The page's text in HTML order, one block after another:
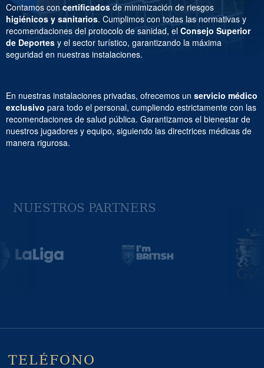
Contamos concertificadosde minimización de riesgos
higiénicos y sanitarios. Cumplimos con todas las normativas y
recomendaciones del protocolo de sanidad, el Consejo Superior
de Deportes y el sector turístico, garantizando la máxima
seguridad en nuestras instalaciones.
En nuestras instalaciones privadas, ofrecemos un servicio médico
exclusivo para todo el personal, cumpliendo estrictamente con las
recomendaciones de salud pública. Garantizamos el bienestar de
nuestros jugadores y equipo, siguiendo las directrices médicas de
manera rigurosa.
NUESTROS PARTNERS
TELÉFONO